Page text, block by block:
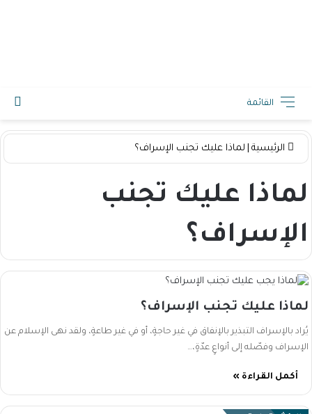
القائمة
الرئيسية لماذا عليك تجنب الإسراف؟
لماذا عليك تجنب
الإسراف؟
لماذا عليك تجنب الإسراف؟
يُراد بالإسراف التبذير بالإنفاق في غير حاجةٍ، أو في غير طاعةٍ، ولقد نهى الإسلام عن
الإسراف وفصّله إلى أنواعٍ عدّةٍ،…
أكمل القراءة »